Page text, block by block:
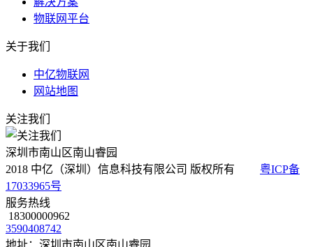
物联网平台
关于我们
中亿物联网
网站地图
关注我们
深圳市南山区南山睿园
2018 中亿（深圳）信息科技有限公司 版权所有 粤ICP备
17033965号
服务热线
18300000962
3590408742
地址：深圳市南山区南山睿园